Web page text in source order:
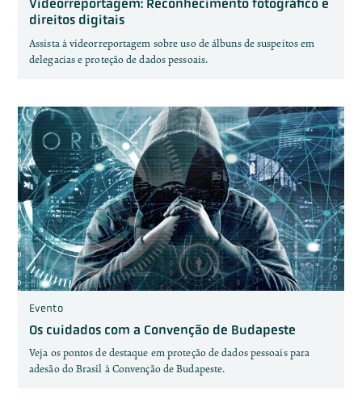
Videorreportagem: Reconhecimento fotográfico e
direitos digitais
Assista à videorreportagem sobre uso de álbuns de suspeitos em
delegacias e proteção de dados pessoais.
Evento
Os cuidados com a Convenção de Budapeste
Veja os pontos de destaque em proteção de dados pessoais para
adesão do Brasil à Convenção de Budapeste.